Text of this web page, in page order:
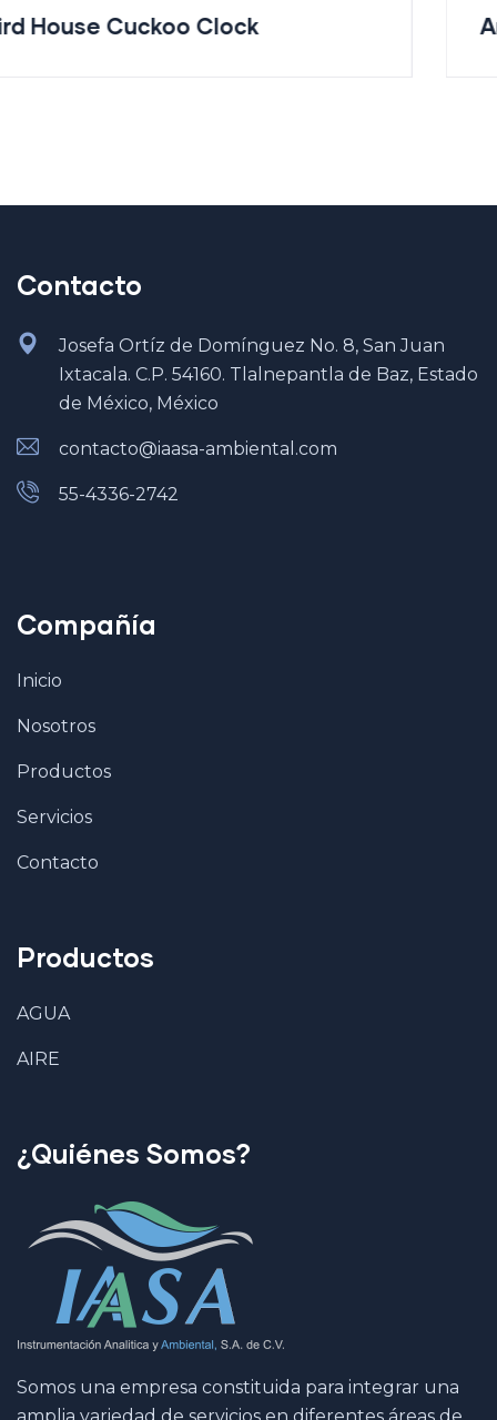
Aroma Diffuser Jasmine
Contacto
Josefa Ortíz de Domínguez No. 8, San Juan
Ixtacala. C.P. 54160. Tlalnepantla de Baz, Estado
de México, México
contacto@iaasa-ambiental.com
55-4336-2742
Compañía
Inicio
Nosotros
Productos
Servicios
Contacto
Productos
AGUA
AIRE
¿Quiénes Somos?
Somos una empresa constituida para integrar una